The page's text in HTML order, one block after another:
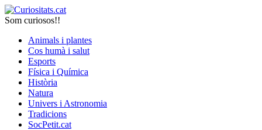
Som curiosos!!
Animals i plantes
Cos humà i salut
Esports
Física i Química
Història
Natura
Univers i Astronomia
Tradicions
SocPetit.cat